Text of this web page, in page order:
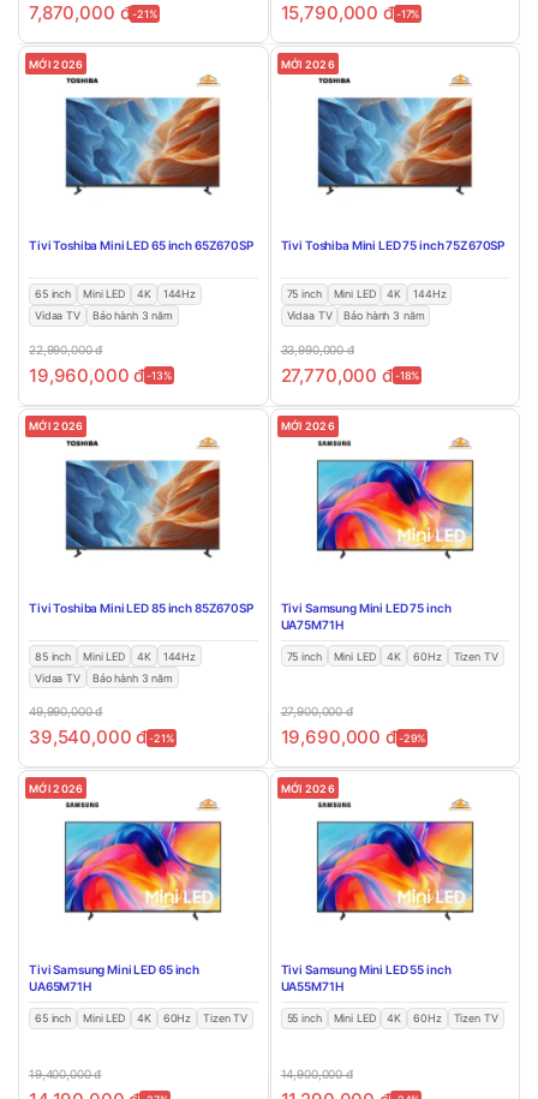
7,870,000 đ-21% 15,790,000 đ-17%
MỚI 2026
Tivi Toshiba Mini LED 65 inch 65Z670SP
65 inch Mini LED 4K
144Hz
Vidaa TV
Bảo hành 3 năm
22,990,000đ
19,960,000đ-13%
MỚI 2026
Tivi Toshiba Mini LED 75 inch 75Z670SP
75 inch Mini LED 4K
144Hz
Vidaa TV
Bảo hành 3 năm
33,990,000đ
27,770,000 đ-18%
MỚI 2026
Tivi Toshiba Mini LED 85 inch 85Z670SP
85 inch Mini LED 4K
144Hz
Vidaa TV
Bảo hành 3 năm
49,990,000đ
39,540,000đ-21%
MỚI 2026
Tivi Samsung Mini LED 75 inch
UA75M71H
75 inch Mini LED 4K 60Hz Tizen TV
27,900,000đ
19,690,000 đ-29%
MỚI 2026
Tivi Samsung Mini LED 65 inch
UA65M71H
65 inch Mini LED 4K 60Hz Tizen TV
19,400,000đ
MỚI 2026
Tivi Samsung Mini LED 55 inch
UA55M71H
55 inch Mini LED 4K 60Hz Tizen TV
14,900,000đ